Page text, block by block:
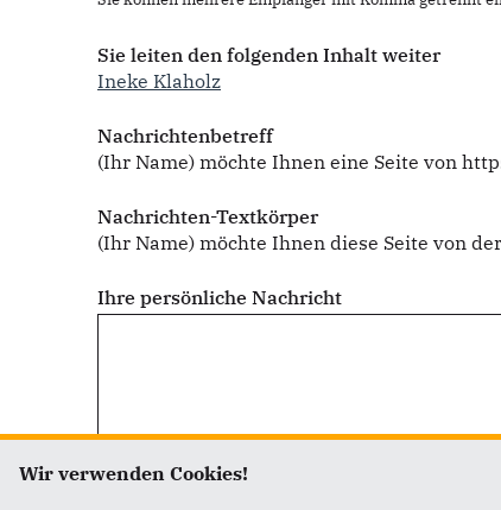
Sie leiten den folgenden Inhalt weiter
Ineke Klaholz
Nachrichtenbetreff
(Ihr Name) möchte Ihnen eine Seite von
Nachrichten-Textkörper
(Ihr Name) möchte Ihnen diese Seite von
Ihre persönliche Nachricht
Wir verwenden Cookies!